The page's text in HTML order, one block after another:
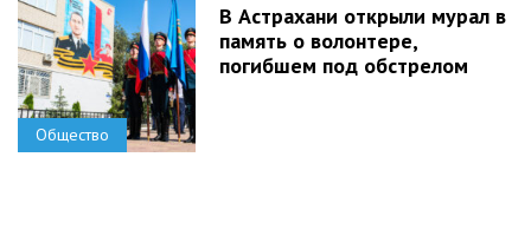
Общество
В Астрахани открыли мурал в
память о волонтере,
погибшем под обстрелом